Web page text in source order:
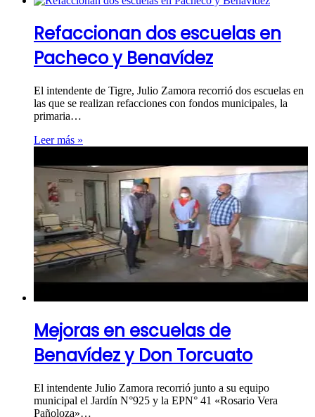
Refaccionan dos escuelas en
Pacheco y Benavídez
El intendente de Tigre, Julio Zamora recorrió dos escuelas en
las que se realizan refacciones con fondos municipales, la
primaria…
Leer más »
Mejoras en escuelas de
Benavídez y Don Torcuato
El intendente Julio Zamora recorrió junto a su equipo
municipal el Jardín N°925 y la EPN° 41 «Rosario Vera
Pañoloza»…